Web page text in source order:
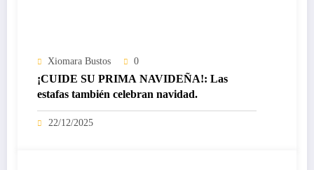
Xiomara Bustos 0
¡CUIDE SU PRIMA NAVIDEÑA!: Las
estafas también celebran navidad.
22/12/2025